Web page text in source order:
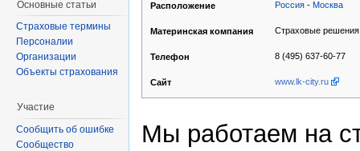
Расположение Россия- Москва
Материнская компания Страховые решения
Телефон 8 (495) 637-60-77
Сайт www.lk-city.ru
Мы работаем на
Основные статьи
Страховые термины
Персоналии
Организации
Объекты страхования
Участие
Сообщить об ошибке
Сообщество